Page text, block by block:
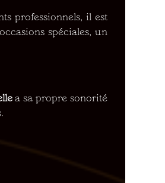
professionnels, il est
spéciales, un
a sa propre sonorité